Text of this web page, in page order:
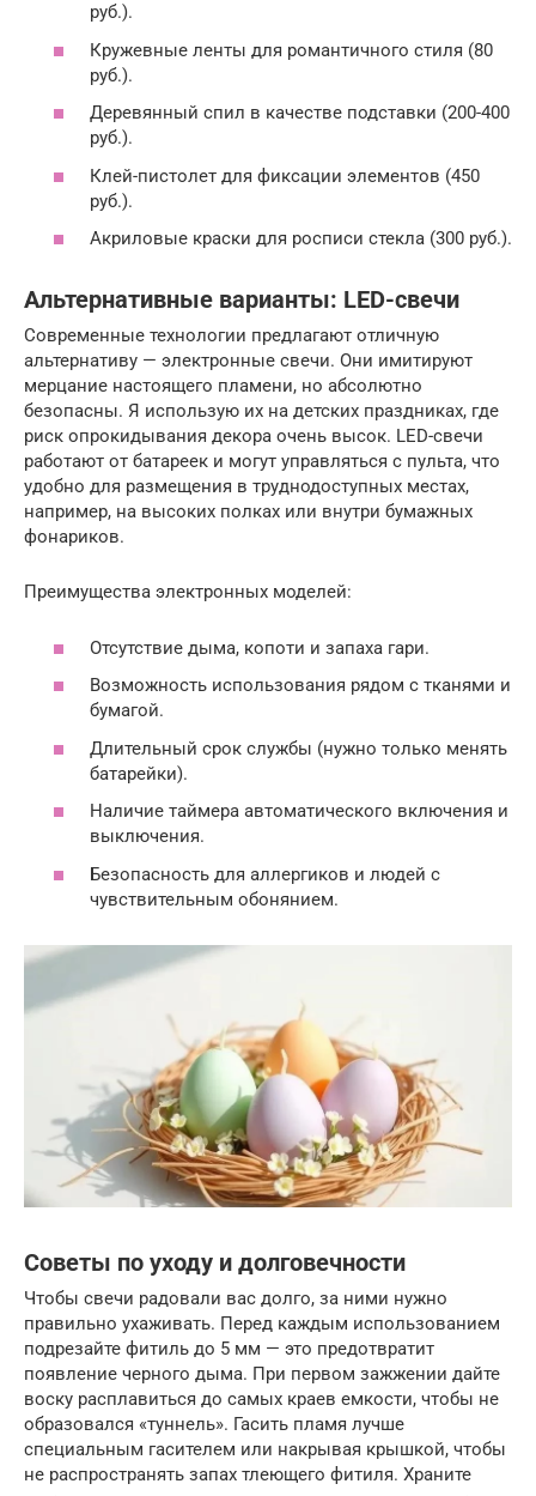
руб.).
Кружевные ленты для романтичного стиля (80
руб.).
Деревянный спил в качестве подставки (200-400
руб.).
Клей-пистолет для фиксации элементов (450
руб.).
Акриловые краски для росписи стекла (300 руб.).
Альтернативные варианты: LED-свечи
Современные технологии предлагают отличную
альтернативу — электронные свечи. Они имитируют
мерцание настоящего пламени, но абсолютно
безопасны. Я использую их на детских праздниках, где
риск опрокидывания декора очень высок. LED-свечи
работают от батареек и могут управляться с пульта, что
удобно для размещения в труднодоступных местах,
например, на высоких полках или внутри бумажных
фонариков.
Преимущества электронных моделей:
Отсутствие дыма, копоти и запаха гари.
Возможность использования рядом с тканями и
бумагой.
Длительный срок службы (нужно только менять
батарейки).
Наличие таймера автоматического включения и
выключения.
Безопасность для аллергиков и людей с
чувствительным обонянием.
Советы по уходу и долговечности
Чтобы свечи радовали вас долго, за ними нужно
правильно ухаживать. Перед каждым использованием
подрезайте фитиль до 5 мм — это предотвратит
появление черного дыма. При первом зажжении дайте
воску расплавиться до самых краев емкости, чтобы не
образовался «туннель». Гасить пламя лучше
специальным гасителем или накрывая крышкой, чтобы
не распространять запах тлеющего фитиля. Храните